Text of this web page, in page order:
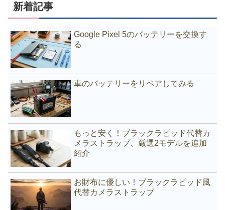
新着記事
Google Pixel 5のバッテリーを交換す
る
車のバッテリーをリペアしてみる
もっと安く！ブラックラピッド代替カ
メラストラップ、厳選2モデルを追加
紹介
お財布に優しい！ブラックラピッド風
代替カメラストラップ